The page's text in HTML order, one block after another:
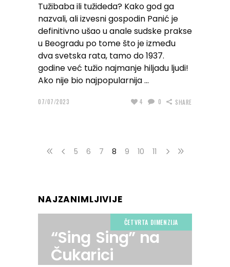
Tužibaba ili tužideda? Kako god ga
nazvali, ali izvesni gospodin Panić je
definitivno ušao u anale sudske prakse
u Beogradu po tome što je između
dva svetska rata, tamo do 1937.
godine već tužio najmanje hiljadu ljudi!
Ako nije bio najpopularnija
07/07/2023 4 0 SHARE
5 6 7 8 9 10 11
NAJZANIMLJIVIJE
ČETVRTA DIMENZIJA
“Sing Sing” na
Čukarici